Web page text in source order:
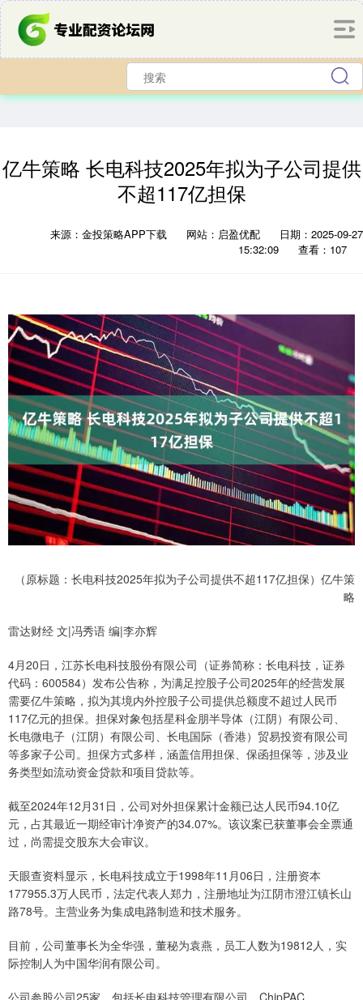
亿牛策略 长电科技2025年拟为子公司提供
不超117亿担保
来源：金投策略APP下载 网站：启盈优配
日期：2025-09-27
15:32:09
查看：107
（原标题：长电科技2025年拟为子公司提供不超117亿担保）亿牛策
略
雷达财经 文|冯秀语 编|李亦辉
4月20日，江苏长电科技股份有限公司（证券简称：长电科技，证券
代码：600584）发布公告称，为满足控股子公司2025年的经营发展
需要亿牛策略，拟为其境内外控股子公司提供总额度不超过人民币
117亿元的担保。担保对象包括星科金朋半导体（江阴）有限公司、
长电微电子（江阴）有限公司、长电国际（香港）贸易投资有限公司
等多家子公司。担保方式多样，涵盖信用担保、保函担保等，涉及业
务类型如流动资金贷款和项目贷款等。
截至2024年12月31日，公司对外担保累计金额已达人民币94.10亿
元，占其最近一期经审计净资产的34.07%。该议案已获董事会全票通
过，尚需提交股东大会审议。
天眼查资料显示，长电科技成立于1998年11月06日，注册资本
177955.3万人民币，法定代表人郑力，注册地址为江阴市澄江镇长山
路78号。主营业务为集成电路制造和技术服务。
目前，公司董事长为全华强，董秘为袁燕，员工人数为19812人，实
际控制人为中国华润有限公司。